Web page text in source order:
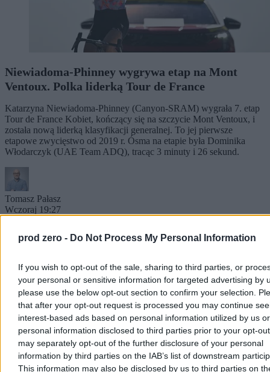
prod zero - Do Not Process My Personal Information
If you wish to opt-out of the sale, sharing to third parties, or
your personal or sensitive information for targeted advertising by
please use the below opt-out section to confirm your selection.
that after your opt-out request is processed you may continue
interest-based ads based on personal information utilized by us or
personal information disclosed to third parties prior to your opt-
may separately opt-out of the further disclosure of your personal
information by third parties on the IAB’s list of downstream
This information may also be disclosed by us to third parties on
Niewiadoma-Phinney wygrywa etap na Mont
Ventoux. Polka liderką Tour de France
Katarzyna Niewiadoma-Phinney (Canyon-SRAM) wygrała 7. etap
Tour de France Kobiet, kończący się na szczycie Mont Ventoux, i
została nową liderką klasyfikacji generalnej. To jej pierwsze
etapowe zwycięstwo od 2019 r. Ósma na etapie była Dominika
Włodarczyk (UAE Team ADQ), tracąc 3 minuty i 26 sekund.
Tomasz Pałasz
Wczoraj 19:27
Reklama